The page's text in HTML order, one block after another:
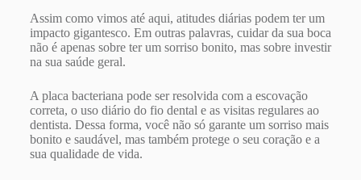
Assim como vimos até aqui, atitudes diárias podem ter um
impacto gigantesco. Em outras palavras, cuidar da sua boca
não é apenas sobre ter um sorriso bonito, mas sobre investir
na sua saúde geral.
A placa bacteriana pode ser resolvida com a escovação
correta, o uso diário do fio dental e as visitas regulares ao
dentista. Dessa forma, você não só garante um sorriso mais
bonito e saudável, mas também protege o seu coração e a
sua qualidade de vida.